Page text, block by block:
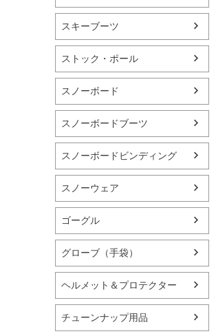
スキーブーツ
ストック・ポール
スノーボード
スノーボードブーツ
スノーボードビンディング
スノーウェア
ゴーグル
グローブ（手袋）
ヘルメット＆プロテクター
チューンナップ用品